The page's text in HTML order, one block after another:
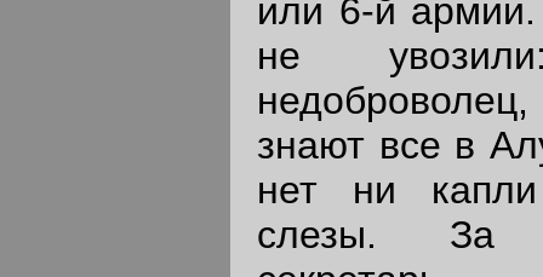
или 6-й
не
знают все в
нет ни
слезы. За